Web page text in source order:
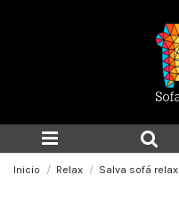
Inicio Relax Salva sofá relax